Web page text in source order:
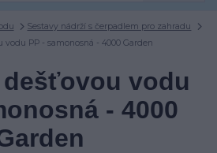
Sestavy nádrží s čerpadlem pro zahradu
vodu PP - samonosná - 4000 Garden
dešťovou vodu
- 4000